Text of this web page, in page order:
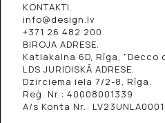
KONTAKTI.
info@design.lv
+371 26 482 200
BIROJA ADRESE.
Katlakalna 6D, Rīga, "Decco
LDS JURIDISKĀ ADRESE.
Dzirciema iela 7/2-8, Rīga.
Reģ. Nr.: 40008001339
A/s Konta Nr.: